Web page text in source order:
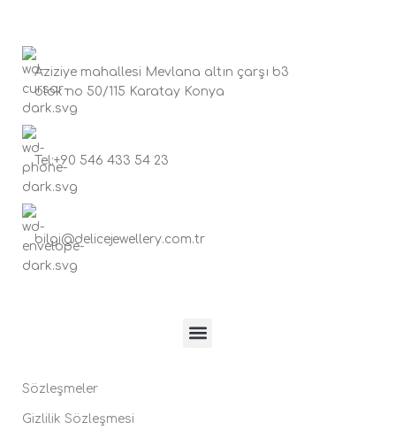
Aziziye mahallesi Mevlana altın çarşı b3
blok no 50/115 Karatay Konya
Tel:+90 546 433 54 23
bilgi@delicejewellery.com.tr
Sözleşmeler
Gizlilik Sözleşmesi